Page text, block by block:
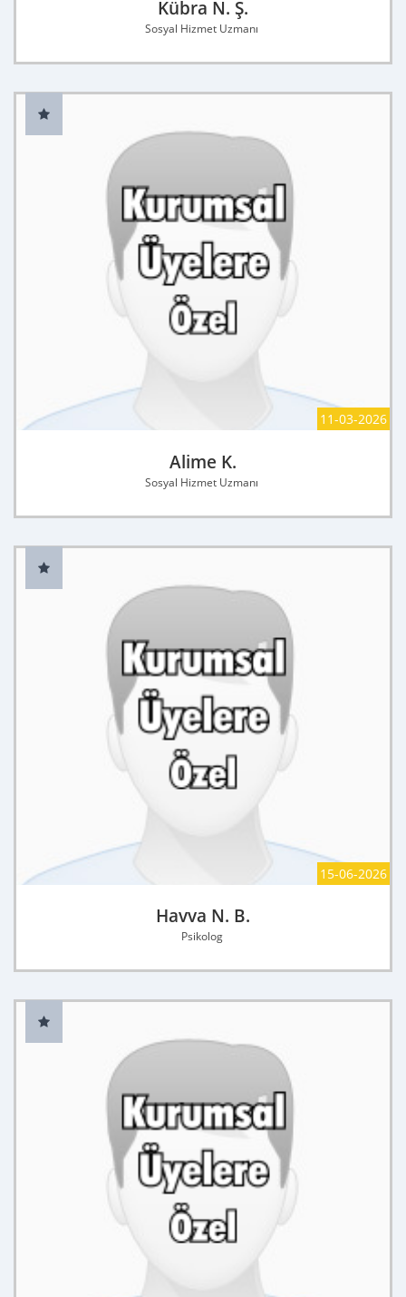
Kübra N. Ş.
Sosyal Hizmet Uzmanı
11-03-2026
Alime K.
Sosyal Hizmet Uzmanı
15-06-2026
Havva N. B.
Psikolog